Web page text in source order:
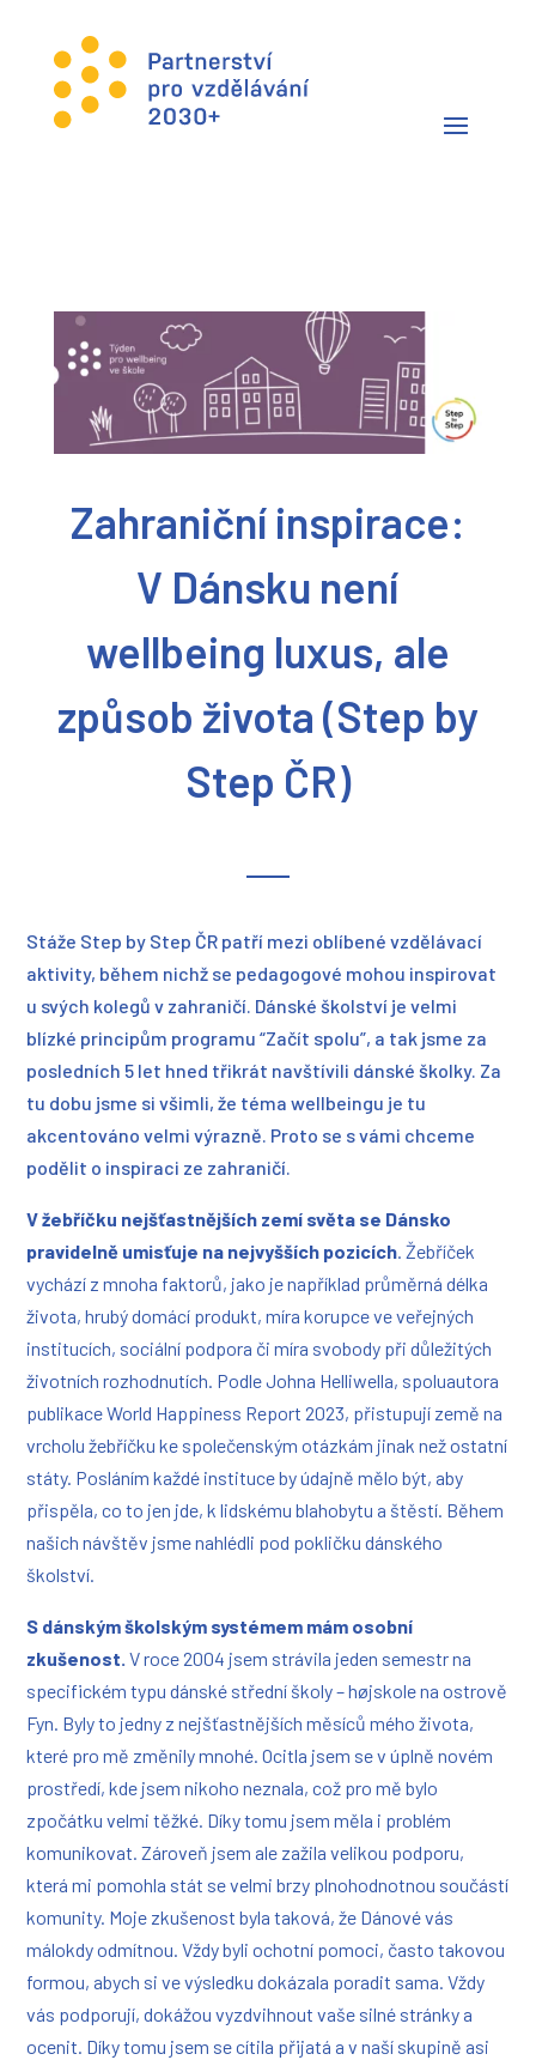
Zahraniční inspirace:
V Dánsku není
wellbeing luxus, ale
způsob života (Step by
Step ČR)
Stáže Step by Step ČR patří mezi oblíbené vzdělávací
aktivity, během nichž se pedagogové mohou inspirovat
u svých kolegů v zahraničí. Dánské školství je velmi
blízké principům programu “Začít spolu”, a tak jsme za
posledních 5 let hned třikrát navštívili dánské školky. Za
tu dobu jsme si všimli, že téma wellbeingu je tu
akcentováno velmi výrazně. Proto se s vámi chceme
podělit o inspiraci ze zahraničí.
V žebříčku nejšťastnějších zemí světa se Dánsko
pravidelně umisťuje na nejvyšších pozicích.Žebříček
vychází z mnoha faktorů, jako je například průměrná délka
života, hrubý domácí produkt, míra korupce ve veřejných
institucích, sociální podpora či míra svobody při důležitých
životních rozhodnutích. Podle Johna Helliwella, spoluautora
publikace World Happiness Report 2023, přistupují země na
vrcholu žebříčku ke společenským otázkám jinak než ostatní
státy. Posláním každé instituce by údajně mělo být, aby
přispěla, co to jen jde, k lidskému blahobytu a štěstí. Během
našich návštěv jsme nahlédli pod pokličku dánského
školství.
S dánským školským systémem mám osobní
zkušenost. V roce 2004 jsem strávila jeden semestr na
specifickém typu dánské střední školy – højskole na ostrově
Fyn. Byly to jedny z nejšťastnějších měsíců mého života,
které pro mě změnily mnohé. Ocitla jsem se v úplně novém
prostředí, kde jsem nikoho neznala, což pro mě bylo
zpočátku velmi těžké. Díky tomu jsem měla i problém
komunikovat. Zároveň jsem ale zažila velikou podporu,
která mi pomohla stát se velmi brzy plnohodnotnou součástí
komunity. Moje zkušenost byla taková, že Dánové vás
málokdy odmítnou. Vždy byli ochotní pomoci, často takovou
formou, abych si ve výsledku dokázala poradit sama. Vždy
vás podporují, dokážou vyzdvihnout vaše silné stránky a
ocenit. Díky tomu jsem se cítila přijatá a v naší skupině asi